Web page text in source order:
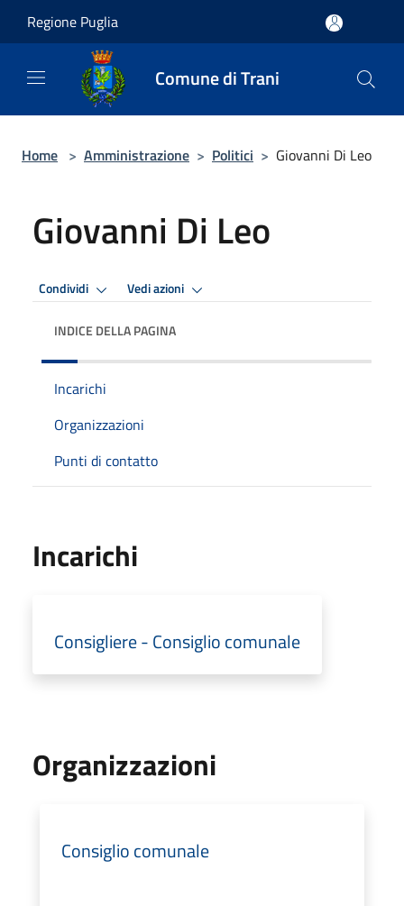
Regione Puglia
Comune di Trani
Home > Amministrazione > Politici > Giovanni Di Leo
Giovanni Di Leo
Condividi Vedi azioni
INDICE DELLA PAGINA
Incarichi
Organizzazioni
Punti di contatto
Incarichi
Consigliere - Consiglio comunale
Organizzazioni
Consiglio comunale